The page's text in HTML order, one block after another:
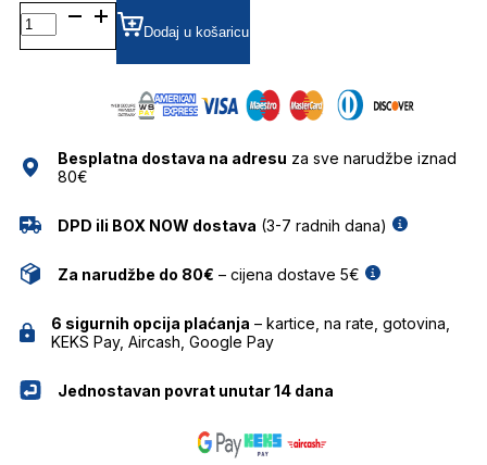
MM0006 SUNČANE
NAOČALE
MAX
Dodaj u košaricu
Besplatna dostava na adresu za sve narudžbe iznad
80€
DPD ili BOX NOW dostava (3-7 radnih dana)
Za narudžbe do 80€ – cijena dostave 5€
6 sigurnih opcija plaćanja – kartice, na rate, gotovina,
KEKS Pay, Aircash, Google Pay
Jednostavan povrat unutar 14 dana